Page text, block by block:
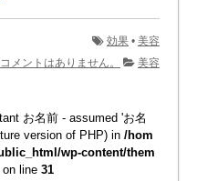
効果 • 美容
コメントはありません。 美容
お名前 - assumed 'お名
version of PHP) in /hom
wp-content/them
on line 31